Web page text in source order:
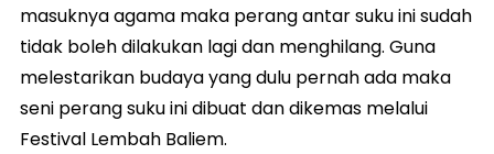
masuknya agama maka perang antar suku ini sudah
tidak boleh dilakukan lagi dan menghilang. Guna
melestarikan budaya yang dulu pernah ada maka
seni perang suku ini dibuat dan dikemas melalui
Festival Lembah Baliem.